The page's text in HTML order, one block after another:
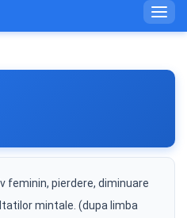
feminin, pierdere, diminuare
mintale. (dupa limba